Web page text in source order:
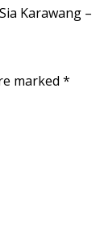
Karawang
marked *